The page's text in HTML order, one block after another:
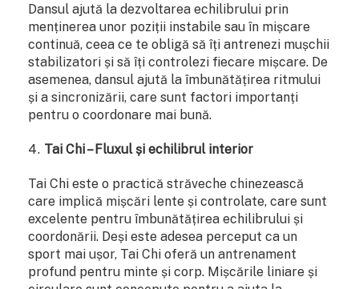
Dansul ajută la dezvoltarea echilibrului prin
menținerea unor poziții instabile sau în mișcare
continuă, ceea ce te obligă să îți antrenezi mușchii
stabilizatori și să îți controlezi fiecare mișcare. De
asemenea, dansul ajută la îmbunătățirea ritmului
și a sincronizării, care sunt factori importanți
pentru o coordonare mai bună.
Tai Chi – Fluxul și echilibrul interior
Tai Chi este o practică străveche chinezească
care implică mișcări lente și controlate, care sunt
excelente pentru îmbunătățirea echilibrului și
coordonării. Deși este adesea perceput ca un
sport mai ușor, Tai Chi oferă un antrenament
profund pentru minte și corp. Mișcările liniare și